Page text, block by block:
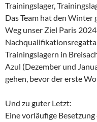
Trainingslager,
Das Team hat den
Weg unser Ziel Paris
Trainingslagern in
Azul (Dezember und
gehen, bevor der erste
Und zu guter Letzt:
Eine vorläufige